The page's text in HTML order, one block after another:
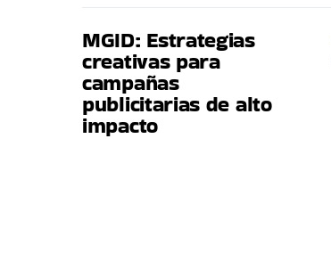
MGID: Estrategias
creativas para
campañas
publicitarias de alto
impacto